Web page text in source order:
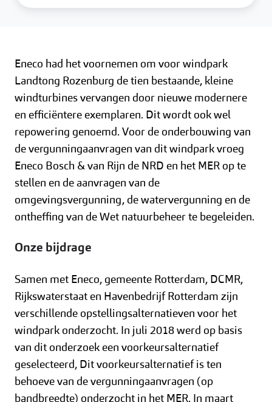
Eneco had het voornemen om voor windpark
Landtong Rozenburg de tien bestaande, kleine
windturbines vervangen door nieuwe modernere
en efficiëntere exemplaren. Dit wordt ook wel
repowering genoemd. Voor de onderbouwing van
de vergunningaanvragen van dit windpark vroeg
Eneco Bosch & van Rijn de NRD en het MER op te
stellen en de aanvragen van de
omgevingsvergunning, de watervergunning en de
ontheffing van de Wet natuurbeheer te begeleiden.
Onze bijdrage
Samen met Eneco, gemeente Rotterdam, DCMR,
Rijkswaterstaat en Havenbedrijf Rotterdam zijn
verschillende opstellingsalternatieven voor het
windpark onderzocht. In juli 2018 werd op basis
van dit onderzoek een voorkeursalternatief
geselecteerd, Dit voorkeursalternatief is ten
behoeve van de vergunningaanvragen (op
bandbreedte) onderzocht in het MER. In maart